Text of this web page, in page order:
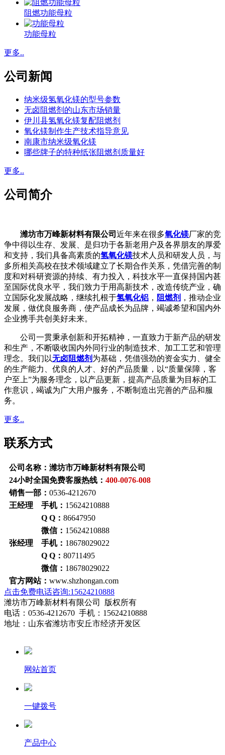
阻燃功能母粒
功能母粒
更多..
公司新闻
纳米级氢氧化镁的型号参数
无卤阻燃剂的山东市场销量
伊川县氢氧化镁复配阻燃剂
氧化镁制作生产技术指导意见
南康市纳米级氧化镁
哪些牌子的特种纸张阻燃剂质量好
更多..
公司简介
潍坊市万峰新材料有限公司 近年来在很多氧化镁厂家的竞
争中得以生存、发展、是归功于各新老用户及各界朋友的厚爱
和支持，我们具备高素质的氢氧化镁技术人员和研发人员，与
多所相关高校在技术领域建立了长期合作关系，凭借完善的制
度和对科研资源的持续、有力投入，科技水平一直保持国内甚
至国际优良水平，我们致力于用高新技术，改造传统产业，确
立国际化发展战略，继续扎根于氢氧化铝 ， 阻燃剂 ，推动企业
发展，做优良服务商，使产品成长为品牌，竭诚希望和国内外
企业携手共创美好未来。
公司一贯秉承创新和开拓精神，一直致力于新产品的研发
和生产，不断吸收国内外同行业的制造技术、加工工艺和管理
理念。我们以无卤阻燃剂 为基础，凭借强劲的资金实力、健全
的生产能力、优良的人才、好的产品质量，以“质量保障，客
户至上”为服务理念，以产品更新，提高产品质量为目标的工
作意识，竭诚为广大用户服务，不断制造出完善的产品和服
务。
更多..
联系方式
公司名称：潍坊市万峰新材料有限公司
24小时全国免费客服热线： 400-0076-008
销售一部： 0536-4212670
王经理 手机： 15624210888
Q Q： 86647950
微信： 15624210888
张经理 手机： 18678029022
Q Q： 80711495
微信： 18678029022
官方网站： www.shzhongan.com
点击免费电话咨询:15624210888
潍坊市万峰新材料有限公司 版权所有
电话：0536-4212670 手机：15624210888
地址：山东省潍坊市安丘市经济开发区
网站首页
一键拨号
产品中心